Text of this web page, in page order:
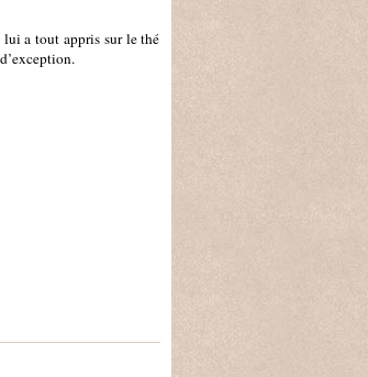
lui a tout appris sur le thé